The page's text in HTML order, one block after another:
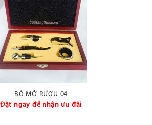
BỘ MỞ RƯỢU 04
Đặt ngay để nhận ưu đãi